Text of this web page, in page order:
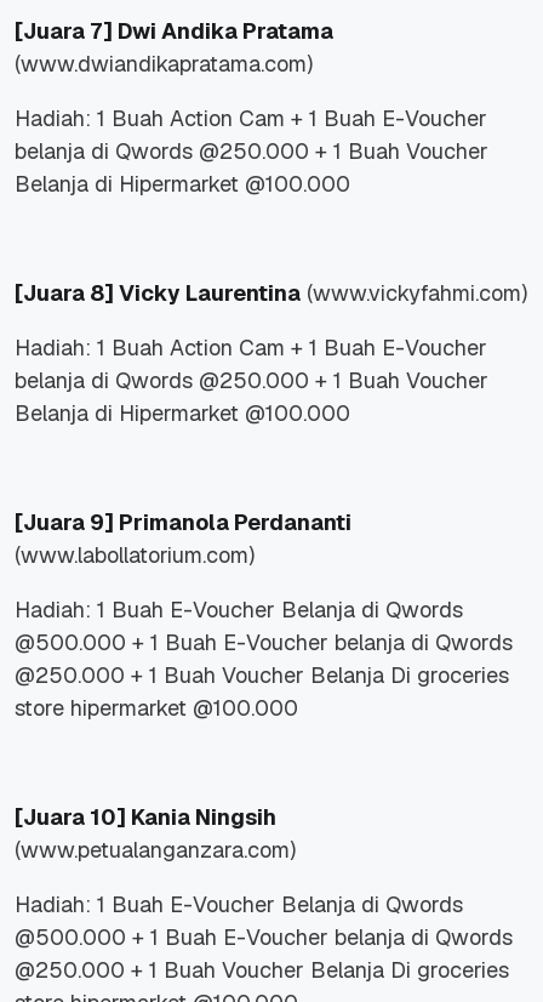
[Juara 7] Dwi Andika Pratama
(www.dwiandikapratama.com)
Hadiah: 1 Buah Action Cam + 1 Buah E-Voucher
belanja di Qwords @250.000 + 1 Buah Voucher
Belanja di Hipermarket @100.000
[Juara 8] Vicky Laurentina (www.vickyfahmi.com)
Hadiah: 1 Buah Action Cam + 1 Buah E-Voucher
belanja di Qwords @250.000 + 1 Buah Voucher
Belanja di Hipermarket @100.000
[Juara 9] Primanola Perdananti
(www.labollatorium.com)
Hadiah: 1 Buah E-Voucher Belanja di Qwords
@500.000 + 1 Buah E-Voucher belanja di Qwords
@250.000 + 1 Buah Voucher Belanja Di groceries
store hipermarket @100.000
[Juara 10] Kania Ningsih
(www.petualanganzara.com)
Hadiah: 1 Buah E-Voucher Belanja di Qwords
@500.000 + 1 Buah E-Voucher belanja di Qwords
@250.000 + 1 Buah Voucher Belanja Di groceries